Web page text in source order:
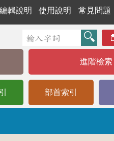
編輯說明 使用說明 常見問題
進階檢索
部首索引